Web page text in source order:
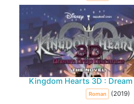
Kingdom Hearts 3D :
Roman (2019)